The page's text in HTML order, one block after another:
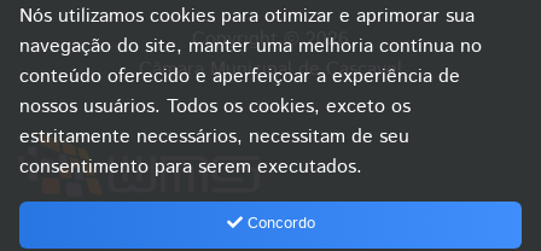
Copyright © 2026
Câmara Municipal de Cascavel
Nós utilizamos cookies para otimizar e aprimorar sua
navegação do site, manter uma melhoria contínua no
conteúdo oferecido e aperfeiçoar a experiência de
nossos usuários. Todos os cookies, exceto os
estritamente necessários, necessitam de seu
consentimento para serem executados.
Concordo